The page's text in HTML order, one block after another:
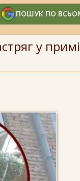
ПОШУК ПО
у